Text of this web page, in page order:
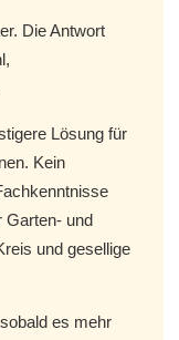
Die Antwort
Lösung für
Kein
Garten- und
und gesellige
es mehr